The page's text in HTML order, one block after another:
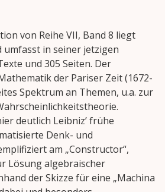
von Reihe VII, Band 8 liegt
umfasst in seiner jetzigen
und 305 Seiten. Der
der Pariser Zeit (1672-
Spektrum an Themen, u.a. zur
deutlich Leibniz’ frühe
Denk- und
am „Constructor“,
Lösung algebraischer
der Skizze für eine „Machina